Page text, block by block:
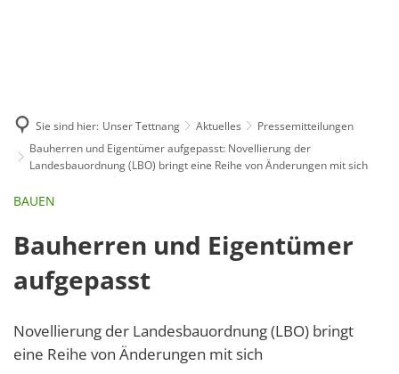
Sie sind hier: Unser Tettnang Aktuelles
Pressemitteilungen
Bauherren und Eigentümer aufgepasst: Novellierung der
Landesbauordnung (LBO) bringt eine Reihe von Änderungen mit sich
BAUEN
Bauherren und Eigentümer
aufgepasst
Novellierung der Landesbauordnung (LBO) bringt
eine Reihe von Änderungen mit sich